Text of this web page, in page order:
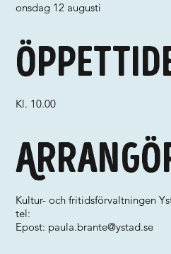
onsdag 12 augusti
Kultur- och fritidsförvaltningen
tel:
Epost: paula.brante@ystad.se
Kl. 10.00